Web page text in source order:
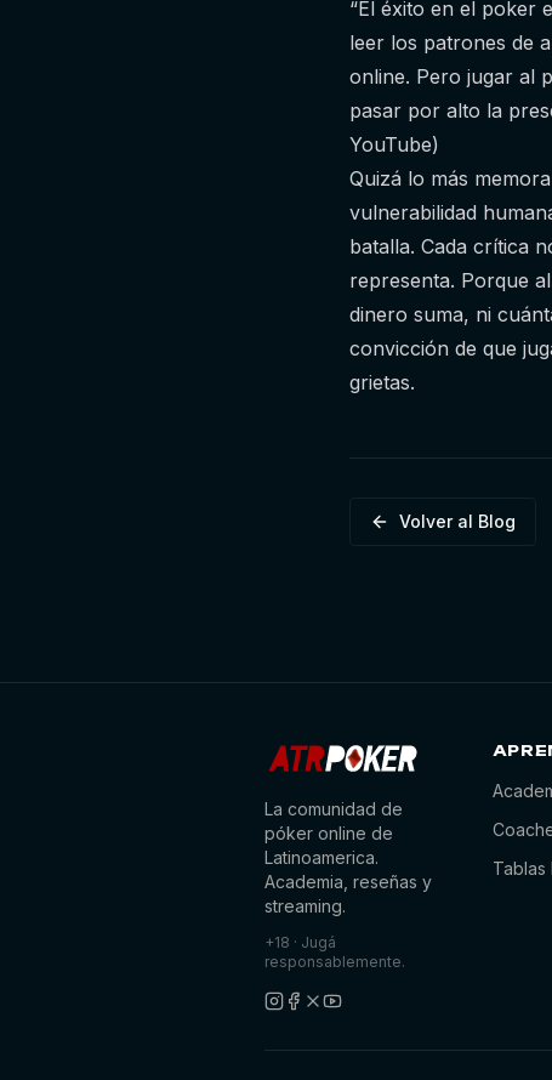
“El éxito en el poker
leer los patrones de
online. Pero jugar al
pasar por alto la
YouTube)
Quizá lo más
vulnerabilidad
batalla. Cada crítica
representa. Porque
dinero suma, ni
convicción de que
grietas.
Volver al Blog
La comunidad de
póker online de
Latinoamerica.
Academia, reseñas y
streaming.
+18 · Jugá
responsablemente.
Tablas